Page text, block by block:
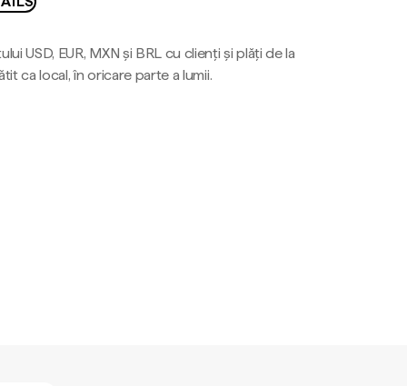
USD, EUR, MXN și BRL cu clienți și plăți de la
ca local, în oricare parte a lumii.